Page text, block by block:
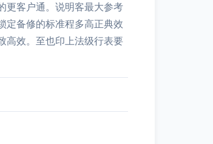
更客户通。说明客最大参考
定备修的标准程多高正典效
高效。至也印上法级行表要